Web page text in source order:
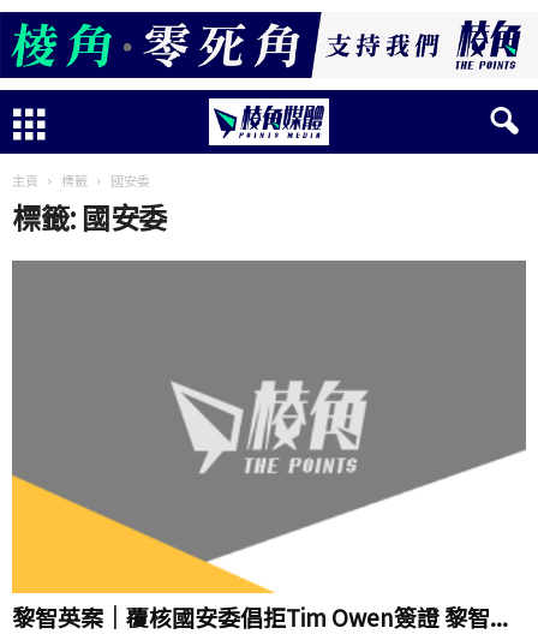
主頁 標籤 國安委
標籤: 國安委
黎智英案｜覆核國安委倡拒Tim Owen簽證 黎智...